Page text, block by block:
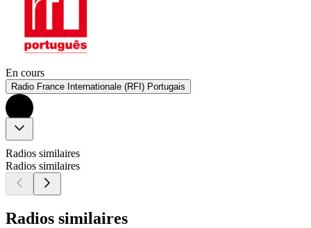
En cours
Radio France Internationale (RFI) Portugais
Radios similaires
Radios similaires
Radios similaires